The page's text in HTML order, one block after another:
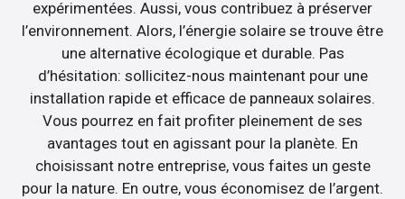
expérimentées. Aussi, vous contribuez à préserver
l’environnement. Alors, l’énergie solaire se trouve être
une alternative écologique et durable. Pas
d’hésitation: sollicitez-nous maintenant pour une
installation rapide et efficace de panneaux solaires.
Vous pourrez en fait profiter pleinement de ses
avantages tout en agissant pour la planète. En
choisissant notre entreprise, vous faites un geste
pour la nature. En outre, vous économisez de l’argent.